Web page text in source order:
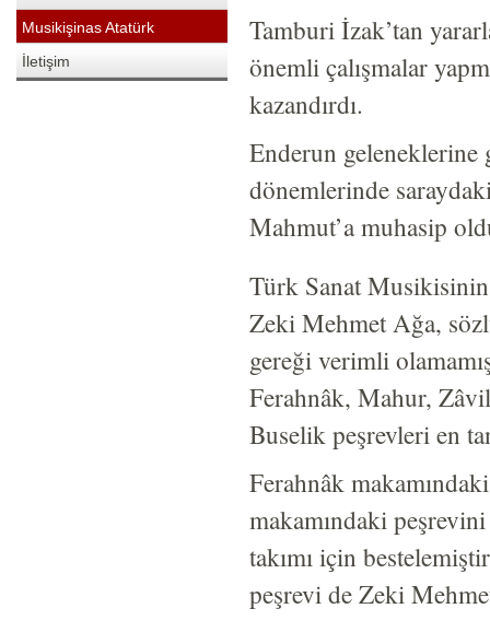
Musikişinas Atatürk
İletişim
Tamburi İzak’tan
önemli çalışmalar
kazandırdı.
Enderun
dönemlerinde
Mahmut’a muhasip
Türk Sanat
Zeki Mehmet Ağa,
gereği verimli
Ferahnâk, Mahur,
Buselik peşrevleri en
Ferahnâk
makamındaki
takımı için
peşrevi de Zeki